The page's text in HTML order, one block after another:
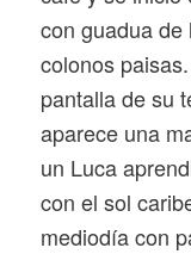
con guadua
colonos
pantalla de su
aparece una
un Luca
con el sol
mediodía con